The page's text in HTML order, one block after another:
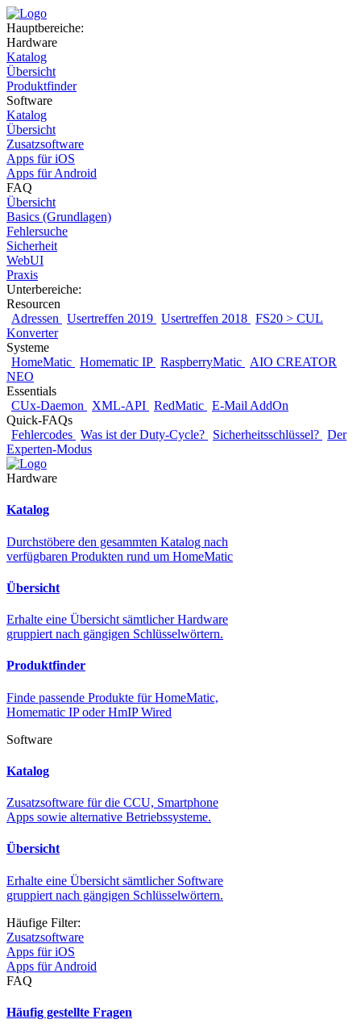
Hauptbereiche:
Hardware
Katalog
Übersicht
Produktfinder
Software
Katalog
Übersicht
Zusatzsoftware
Apps für iOS
Apps für Android
FAQ
Übersicht
Basics (Grundlagen)
Fehlersuche
Sicherheit
WebUI
Praxis
Unterbereiche:
Resourcen
Adressen
Usertreffen 2019 Usertreffen 2018 FS20 > CUL
Konverter
Systeme
HomeMatic Homematic IP RaspberryMatic
AIO CREATOR
NEO
Essentials
CUx-Daemon
XML-API RedMatic E-Mail AddOn
Quick-FAQs
Fehlercodes Was ist der Duty-Cycle? Sicherheitsschlüssel? Der
Experten-Modus
Hardware
Katalog
Durchstöbere den gesammten Katalog nach
verfügbaren Produkten rund um HomeMatic
Übersicht
Erhalte eine Übersicht sämtlicher Hardware
gruppiert nach gängigen Schlüsselwörtern.
Produktfinder
Finde passende Produkte für HomeMatic,
Homematic IP oder HmIP Wired
Software
Katalog
Zusatzsoftware für die CCU, Smartphone
Apps sowie alternative Betriebssysteme.
Übersicht
Erhalte eine Übersicht sämtlicher Software
gruppiert nach gängigen Schlüsselwörtern.
Häufige Filter:
Zusatzsoftware
Apps für iOS
Apps für Android
FAQ
Häufig gestellte Fragen